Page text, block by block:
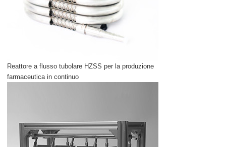
Reattore a flusso tubolare HZSS per la produzione
farmaceutica in continuo